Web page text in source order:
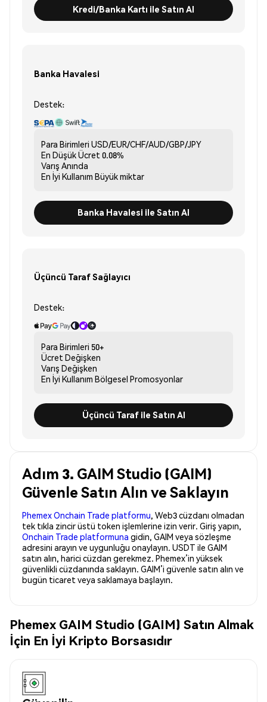
Kredi/Banka Kartı ile Satın Al
Banka Havalesi
Destek:
Para Birimleri USD/EUR/CHF/AUD/GBP/JPY
En Düşük Ücret 0.08%
Varış Anında
En İyi Kullanım Büyük miktar
Banka Havalesi ile Satın Al
Üçüncü Taraf Sağlayıcı
Destek:
Para Birimleri 50+
Ücret Değişken
Varış Değişken
En İyi Kullanım Bölgesel Promosyonlar
Üçüncü Taraf ile Satın Al
Adım 3. GAIM Studio (GAIM)
Güvenle Satın Alın ve Saklayın
Phemex Onchain Trade platformu, Web3 cüzdanı olmadan
tek tıkla zincir üstü token işlemlerine izin verir. Giriş yapın,
Onchain Trade platformuna gidin, GAIM veya sözleşme
adresini arayın ve uygunluğu onaylayın. USDT ile GAIM
satın alın, harici cüzdan gerekmez. Phemex’in yüksek
güvenlikli cüzdanında saklayın. GAIM’i güvenle satın alın ve
bugün ticaret veya saklamaya başlayın.
Phemex GAIM Studio (GAIM) Satın Almak
İçin En İyi Kripto Borsasıdır